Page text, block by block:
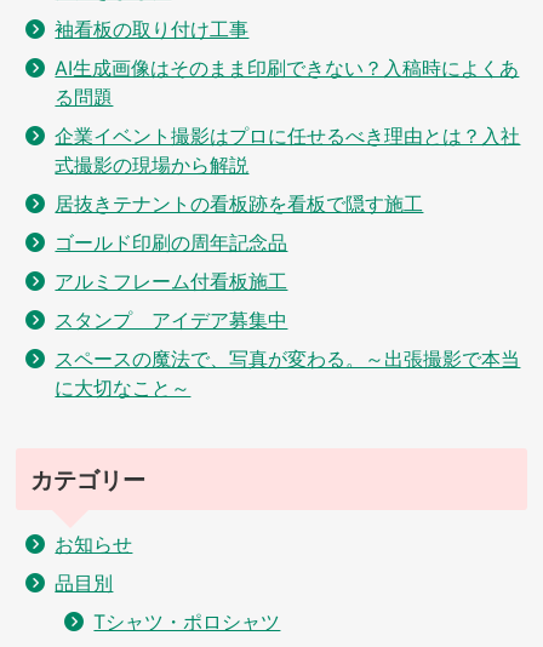
袖看板の取り付け工事
AI生成画像はそのまま印刷できない？入稿時によくあ
る問題
企業イベント撮影はプロに任せるべき理由とは？入社
式撮影の現場から解説
居抜きテナントの看板跡を看板で隠す施工
ゴールド印刷の周年記念品
アルミフレーム付看板施工
スタンプ アイデア募集中
スペースの魔法で、写真が変わる。～出張撮影で本当
に大切なこと～
カテゴリー
お知らせ
品目別
Tシャツ・ポロシャツ